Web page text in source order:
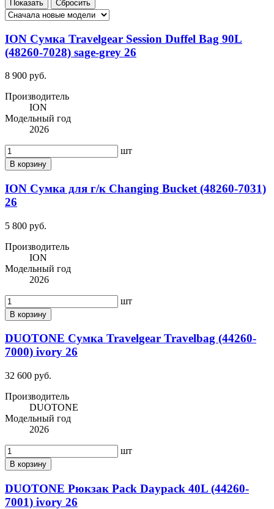
ION Сумка Travelgear Session Duffel Bag 90L
(48260-7028) sage-grey 26
8 900 руб.
Производитель
ION
Модельный год
2026
шт
В корзину
ION Сумка для г/к Changing Bucket (48260-7031)
26
5 800 руб.
Производитель
ION
Модельный год
2026
шт
В корзину
DUOTONE Сумка Travelgear Travelbag (44260-
7000) ivory 26
32 600 руб.
Производитель
DUOTONE
Модельный год
2026
шт
В корзину
DUOTONE Рюкзак Pack Daypack 40L (44260-
7001) ivory 26